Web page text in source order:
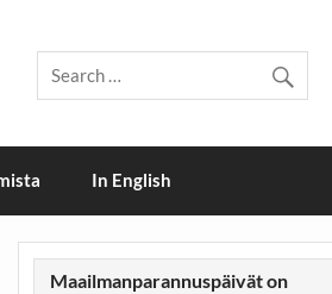
In English
Maailmanparannuspäivät on